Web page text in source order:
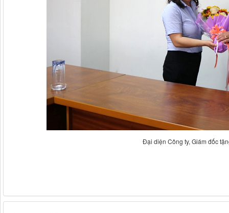
Đại diện Công ty, Giám đốc